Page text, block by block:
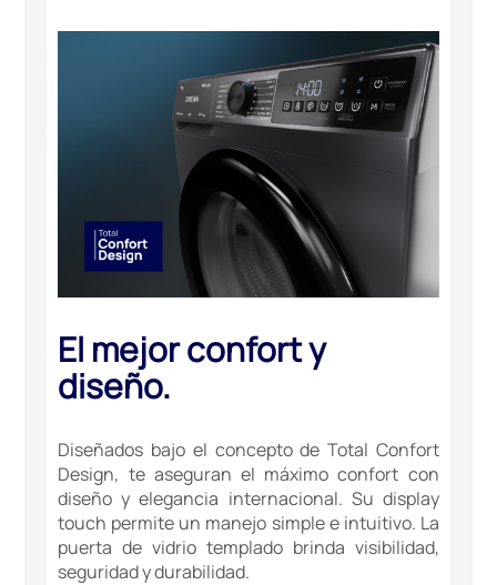
El mejor confort y
diseño.
Diseñados bajo el concepto de Total Confort
Design, te aseguran el máximo confort con
diseño y elegancia internacional. Su display
touch permite un manejo simple e intuitivo. La
puerta de vidrio templado brinda visibilidad,
seguridad y durabilidad.